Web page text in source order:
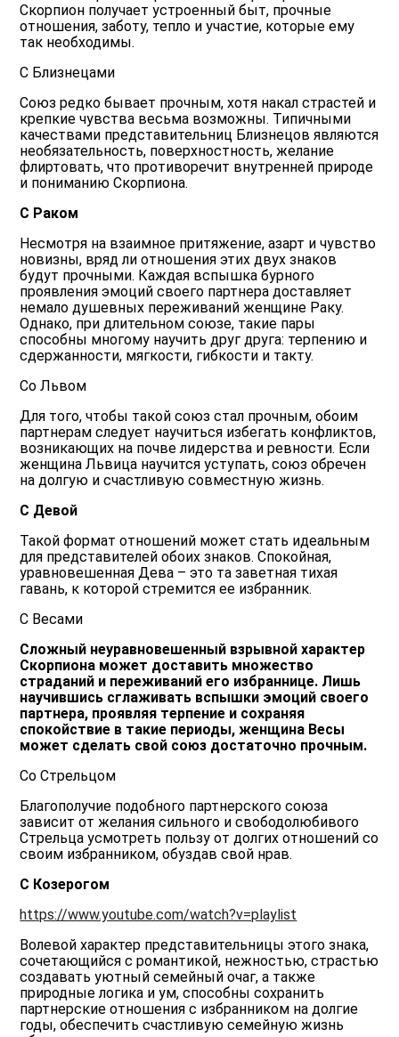
Скорпион получает устроенный быт, прочные
отношения, заботу, тепло и участие, которые ему
так необходимы.
С Близнецами
Союз редко бывает прочным, хотя накал страстей и
крепкие чувства весьма возможны. Типичными
качествами представительниц Близнецов являются
необязательность, поверхностность, желание
флиртовать, что противоречит внутренней природе
и пониманию Скорпиона.
С Раком
Несмотря на взаимное притяжение, азарт и чувство
новизны, вряд ли отношения этих двух знаков
будут прочными. Каждая вспышка бурного
проявления эмоций своего партнера доставляет
немало душевных переживаний женщине Раку.
Однако, при длительном союзе, такие пары
способны многому научить друг друга: терпению и
сдержанности, мягкости, гибкости и такту.
Со Львом
Для того, чтобы такой союз стал прочным, обоим
партнерам следует научиться избегать конфликтов,
возникающих на почве лидерства и ревности. Если
женщина Львица научится уступать, союз обречен
на долгую и счастливую совместную жизнь.
С Девой
Такой формат отношений может стать идеальным
для представителей обоих знаков. Спокойная,
уравновешенная Дева – это та заветная тихая
гавань, к которой стремится ее избранник.
С Весами
Сложный неуравновешенный взрывной характер
Скорпиона может доставить множество
страданий и переживаний его избраннице. Лишь
научившись сглаживать вспышки эмоций своего
партнера, проявляя терпение и сохраняя
спокойствие в такие периоды, женщина Весы
может сделать свой союз достаточно прочным.
Со Стрельцом
Благополучие подобного партнерского союза
зависит от желания сильного и свободолюбивого
Стрельца усмотреть пользу от долгих отношений со
своим избранником, обуздав свой нрав.
С Козерогом
https://www.youtube.com/watch?v=playlist
Волевой характер представительницы этого знака,
сочетающийся с романтикой, нежностью, страстью
создавать уютный семейный очаг, а также
природные логика и ум, способны сохранить
партнерские отношения с избранником на долгие
годы, обеспечить счастливую семейную жизнь